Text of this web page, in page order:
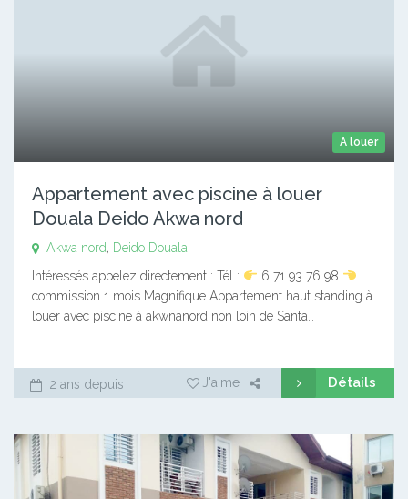
A louer
Appartement avec piscine à louer
Douala Deido Akwa nord
Akwa nord Deido Douala
Intéressés appelez directement : Tél :
6 71 93 76 98
commission 1 mois Magnifique Appartement haut standing à
louer avec piscine à akwnanord non loin de Santa…
2 ans depuis J'aime Détails